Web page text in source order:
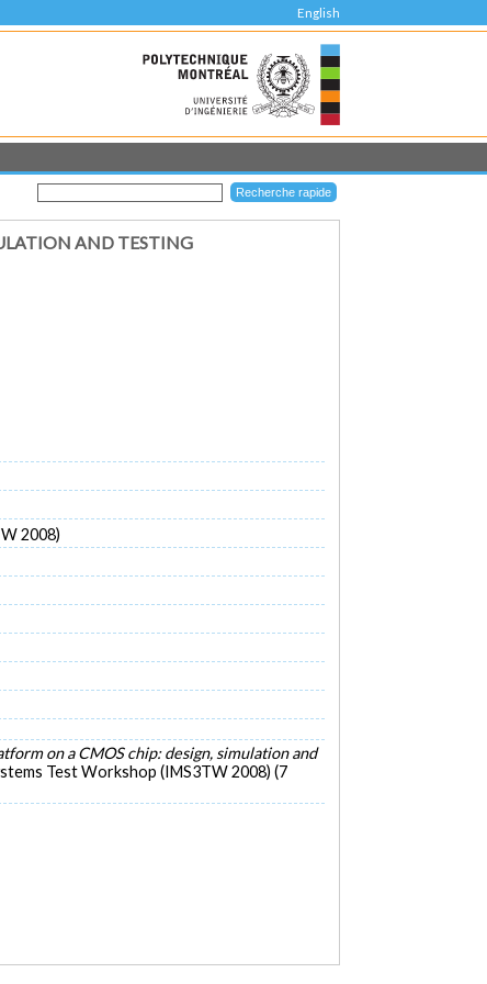
English
AND TESTING
2008)
on a CMOS chip: design, simulation and
Test Workshop (IMS3TW 2008) (7